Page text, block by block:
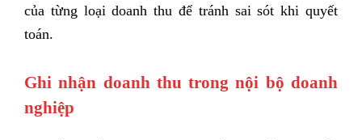
của từng loại doanh thu để tránh sai sót khi quyết
toán.
Ghi nhận doanh thu trong nội bộ doanh
nghiệp